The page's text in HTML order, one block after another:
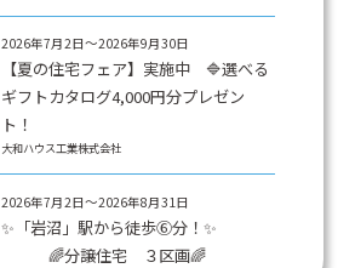
2026年7月2日～2026年9月30日
【夏の住宅フェア】実施中 🔷選べる
ギフトカタログ4,000円分プレゼン
ト！
大和ハウス工業株式会社
2026年7月2日～2026年8月31日
✨「岩沼」駅から徒歩⑥分！✨
🌈分譲住宅 ３区画🌈